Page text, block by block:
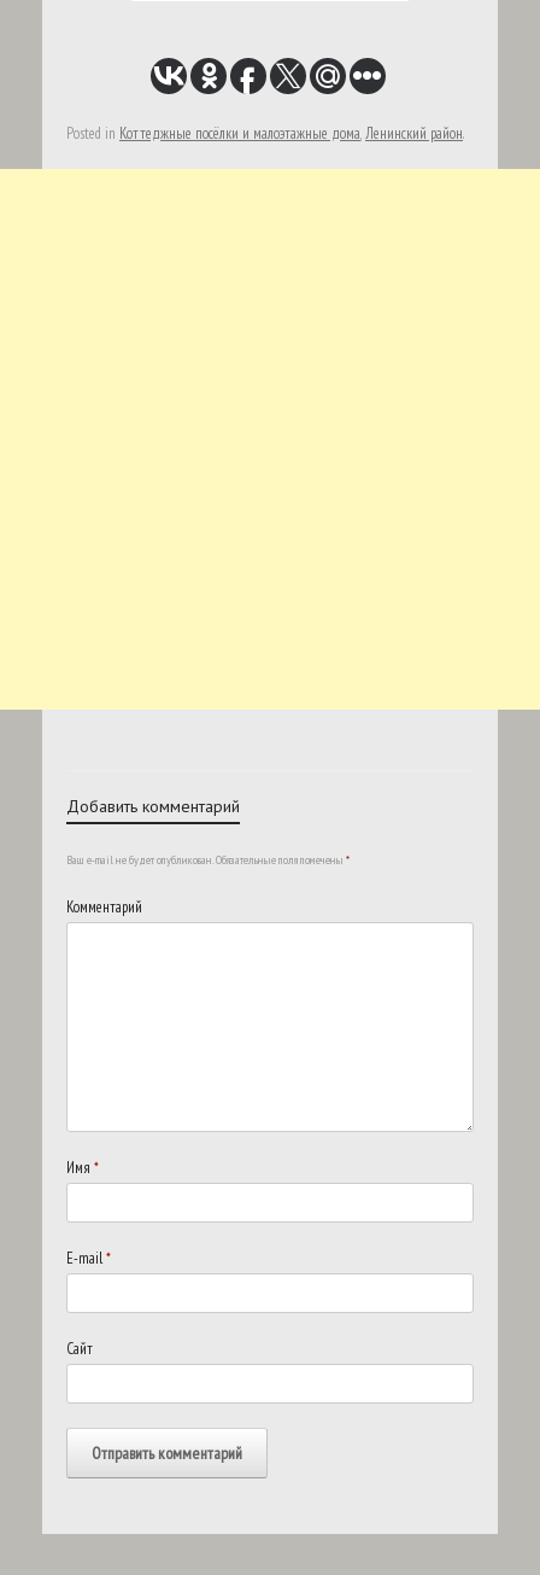
Posted in Коттеджные посёлки и малоэтажные дома,Ленинский район.
Добавить комментарий
Ваш e-mail не будет опубликован. Обязательные поля помечены *
Комментарий
Имя *
E-mail*
Сайт